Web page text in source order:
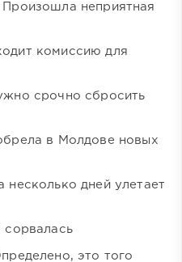
неприятная
комиссию для
срочно сбросить
в Молдове новых
несколько дней улетает
сорвалась
это того